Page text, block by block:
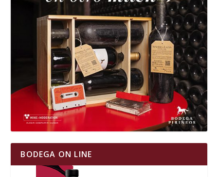
BODEGA ON LINE